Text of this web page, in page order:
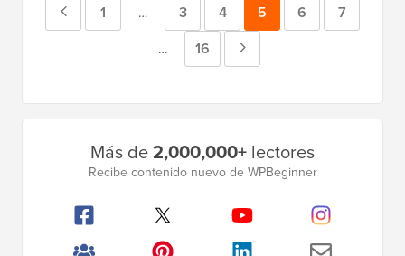
PáginaPágina
1
Páginas
provisionales
omitidas
… Página
3 Página
4 Página
5 Página
6 Página
7
Páginas
provisionales
… Página
16
Más de2,000,000+ lectores
Recibe contenido nuevo de WPBeginner